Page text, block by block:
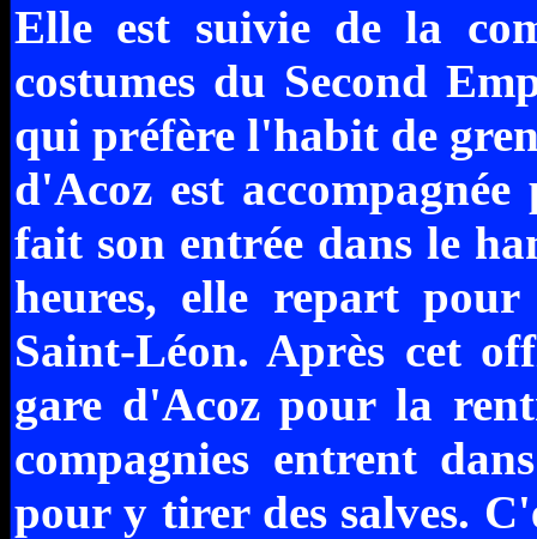
Elle est suivie de la
costumes du Second
qui préfère l'habit de
d'Acoz est
fait son entrée dans le
heures, elle repart pour
Saint-Léon. Après cet
gare d'Acoz pour la
compagnies entrent
pour y tirer des salves.